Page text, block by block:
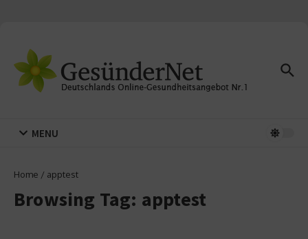
MENU
Home / apptest
Browsing Tag: apptest